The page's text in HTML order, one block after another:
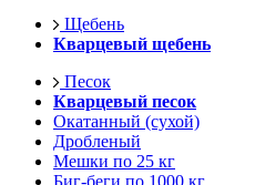
Щебень
Кварцевый щебень
Песок
Кварцевый песок
Окатанный (сухой)
Дробленый
Мешки по 25 кг
Биг-беги по 1000 кг